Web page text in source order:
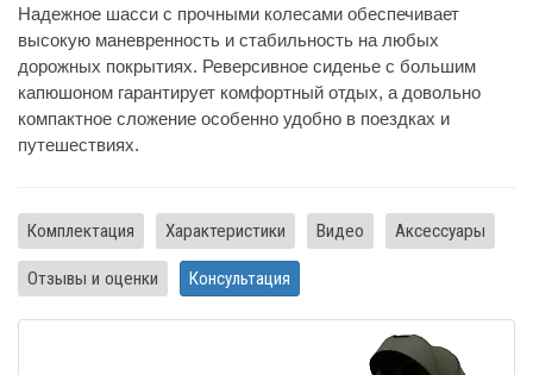
Надежное шасси с прочными колесами обеспечивает
высокую маневренность и стабильность на любых
дорожных покрытиях. Реверсивное сиденье с большим
капюшоном гарантирует комфортный отдых, а довольно
компактное сложение особенно удобно в поездках и
путешествиях.
Комплектация Характеристики Видео Аксессуары
Отзывы и оценки Консультация